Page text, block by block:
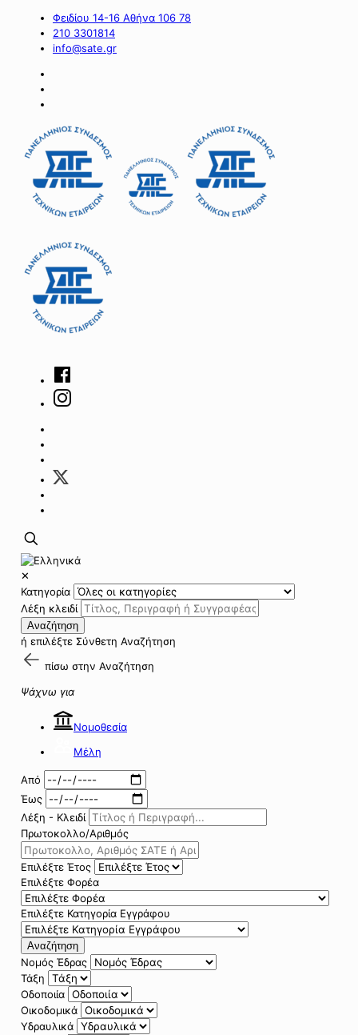
Φειδίου 14-16 Αθήνα 106 78
210 3301814
info@sate.gr
✕
Κατηγορία
Λέξη κλειδί
Αναζήτηση
ή επιλέξτε Σύνθετη Αναζήτηση
πίσω στην Αναζήτηση
Ψάχνω για
Νομοθεσία
Μέλη
Από
Έως
Λέξη - Κλειδί
Πρωτοκολλο/Αριθμός
Επιλέξτε Έτος
Επιλέξτε Φορέα
Επιλέξτε Κατηγορία Εγγράφου
Αναζήτηση
Νομός Έδρας
Τάξη
Οδοποιία
Οικοδομικά
Υδραυλικά